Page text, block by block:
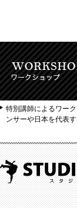
特別講師によるワー
ンサーや日本を代表